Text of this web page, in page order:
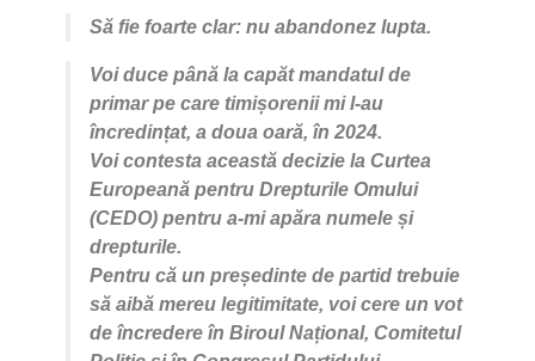
Să fie foarte clar: nu abandonez lupta.
Voi duce până la capăt mandatul de
primar pe care timișorenii mi l-au
încredințat, a doua oară, în 2024.
Voi contesta această decizie la Curtea
Europeană pentru Drepturile Omului
(CEDO) pentru a-mi apăra numele și
drepturile.
Pentru că un președinte de partid trebuie
să aibă mereu legitimitate, voi cere un vot
de încredere în Biroul Național, Comitetul